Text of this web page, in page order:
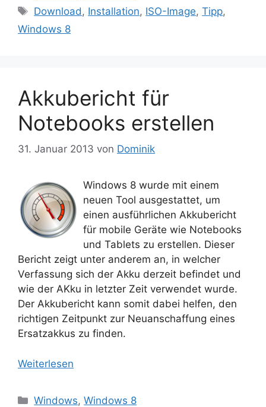
Schlagwörter
Download , Installation, ISO-Image,Tipp,
Windows 8
Akkubericht für
Notebooks erstellen
31. Januar 2013 von Dominik
Windows 8 wurde mit einem
neuen Tool ausgestattet, um
einen ausführlichen Akkubericht
für mobile Geräte wie Notebooks
und Tablets zu erstellen. Dieser
Bericht zeigt unter anderem an, in welcher
Verfassung sich der Akku derzeit befindet und
wie der AKku in letzter Zeit verwendet wurde.
Der Akkubericht kann somit dabei helfen, den
richtigen Zeitpunkt zur Neuanschaffung eines
Ersatzakkus zu finden.
Weiterlesen
Kategorien
Windows,Windows 8